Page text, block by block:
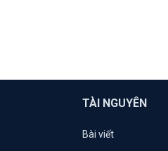
TÀI NGUYÊN
Bài viết